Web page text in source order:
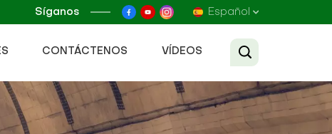
Síganos Español
Français
CONTÁCTENOS VÍDEOS